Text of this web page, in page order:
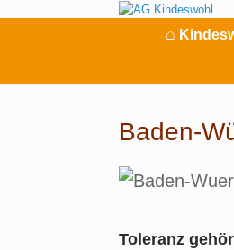
⌂
Baden-
Toleranz